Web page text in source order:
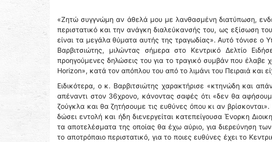
«Ζητώ συγγνώμη αν άθελά μου με λανθασμένη διατύπωση,
περιστατικό και την ανάγκη διαλεύκανσής του, ως εξίσωση
είναι τα μεγάλα θύματα αυτής της τραγωδίας». Αυτό τόνισε ο
Βαρβιτσιώτης, μιλώντας σήμερα στο Κεντρικό Δελτίο
προηγούμενες δηλώσεις του για το τραγικό συμβάν που
Horizon», κατά τον απόπλου του από το λιμάνι του Πειραιά
Ειδικότερα, ο κ. Βαρβιτσιώτης χαρακτήρισε «κτηνώδη και
απέναντι στον 36χρονο, κάνοντας σαφές ότι «δεν θα
ζούγκλα και θα ζητήσουμε τις ευθύνες όπου κι αν
δώσει εντολή και ήδη διενεργείται κατεπείγουσα Ένορκη
τα αποτελέσματα της οποίας θα έχω αύριο, για διερεύνηση
το αποτρόπαιο περιστατικό, για το ποιες ευθύνες έχει το